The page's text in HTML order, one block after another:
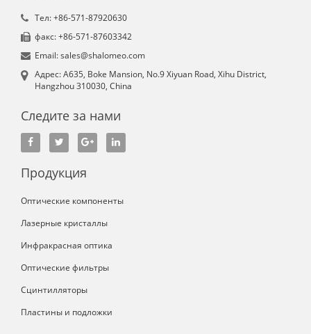
Tел: +86-571-87920630
факс: +86-571-87603342
Email: sales@shalomeo.com
Aдрес: A635, Boke Mansion, No.9 Xiyuan Road, Xihu District,
Hangzhou 310030, China
Следите за нами
Продукция
Оптические компоненты
Лазерные кристаллы
Инфракрасная оптика
Оптические фильтры
Сцинтилляторы
Пластины и подложки